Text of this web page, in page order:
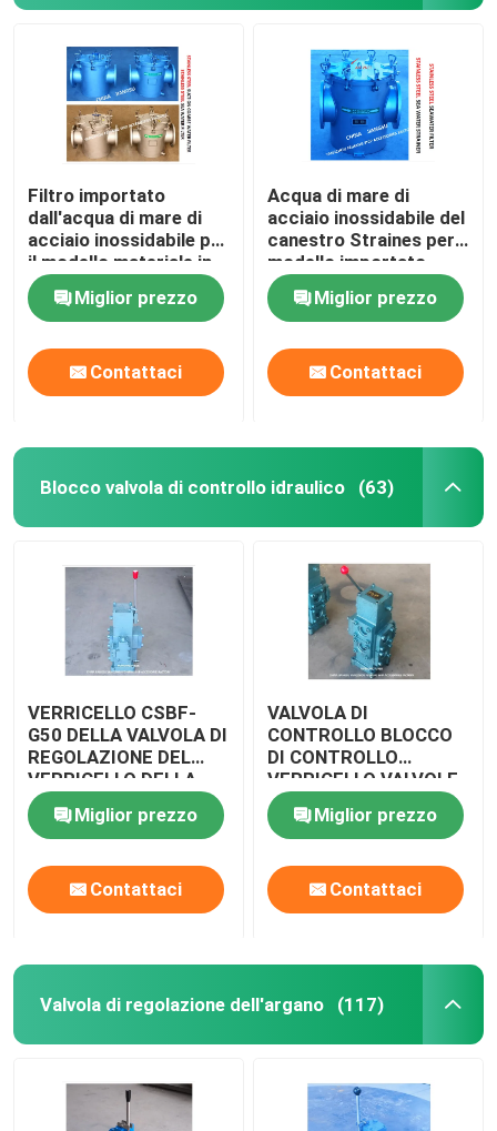
Filtro importato
dall'acqua di mare di
acciaio inossidabile per
il modello materiale in
serie AS150 Cb/T497-
2012 dell'acqua di
mare
Miglior prezzo
Contattaci
Acqua di mare di
acciaio inossidabile del
canestro Straines per il
modello importato
pompa idraulica fresca
AS150 Cb/T497-2012
Miglior prezzo
Contattaci
Blocco valvola di controllo idraulico (63)
VERRICELLO CSBF-
G50 DELLA VALVOLA DI
REGOLAZIONE DEL
VERRICELLO DELLA
VALVOLA DI
REGOLAZIONE DEL
BLOCCO DI
CONTROLLO
DELL'ARGANO
Miglior prezzo
Contattaci
VALVOLA DI
CONTROLLO BLOCCO
DI CONTROLLO
VERRICELLO VALVOLE
DI CONTROLLO
IDRAULICA CSBF-G50
Miglior prezzo
Contattaci
Valvola di regolazione dell'argano (117)